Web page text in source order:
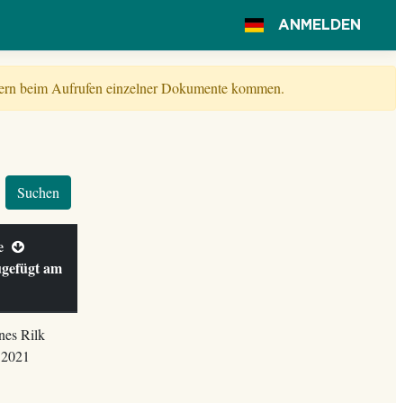
ANMELDEN
beim Aufrufen einzelner Dokumente kommen.
Suchen
am
Rilk